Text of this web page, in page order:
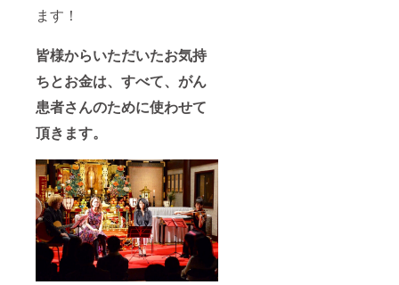
ます！
皆様からいただいたお気持
ちとお金は、すべて、がん
患者さんのために使わせて
頂きます。